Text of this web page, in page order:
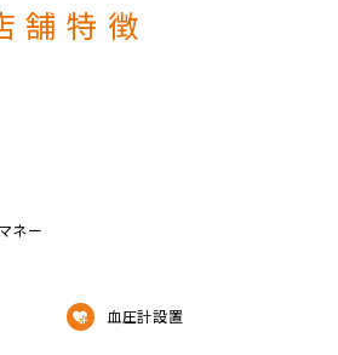
舗特徴
ネー
血圧計設置